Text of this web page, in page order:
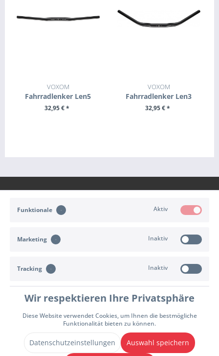
VOXOM
Fahrradlenker Len5
32,95 € *
VOXOM
Fahrradlenker Len3
32,95 € *
INFORMATIONEN
Cookie-Einstellungen Widerrufsrecht Versand- und Zahlungsbedingungen
Impressum Datenschutzhinweise
Vertrag widerrufen
Funktionale Aktiv
Marketing Inaktiv
Tracking Inaktiv
Wir respektieren Ihre Privatsphäre
Diese Website verwendet Cookies, um Ihnen die bestmögliche
Funktionalität bieten zu können.
Datenschutzeinstellungen Auswahl speichern